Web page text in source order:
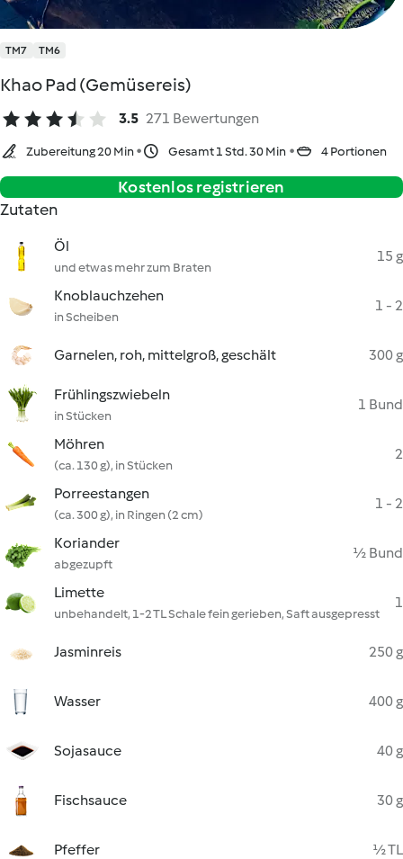
TM7 TM6
Khao Pad (Gemüsereis)
3.5 271 Bewertungen
Zubereitung 20 Min Gesamt 1 Std. 30 Min 4 Portionen
Kostenlos registrieren
Zutaten
Öl
und etwas mehr zum Braten
15 g
Knoblauchzehen
in Scheiben
1 - 2
Garnelen, roh, mittelgroß, geschält 300 g
Frühlingszwiebeln
in Stücken
1 Bund
Möhren
(ca. 130 g), in Stücken
2
Porreestangen
(ca. 300 g), in Ringen (2 cm)
1 - 2
Koriander
abgezupft
½ Bund
Limette
unbehandelt, 1-2 TL Schale fein gerieben, Saft ausgepresst
1
Jasminreis 250 g
Wasser 400 g
Sojasauce 40 g
Fischsauce 30 g
Pfeffer ½ TL